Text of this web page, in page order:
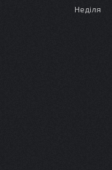
Неділя